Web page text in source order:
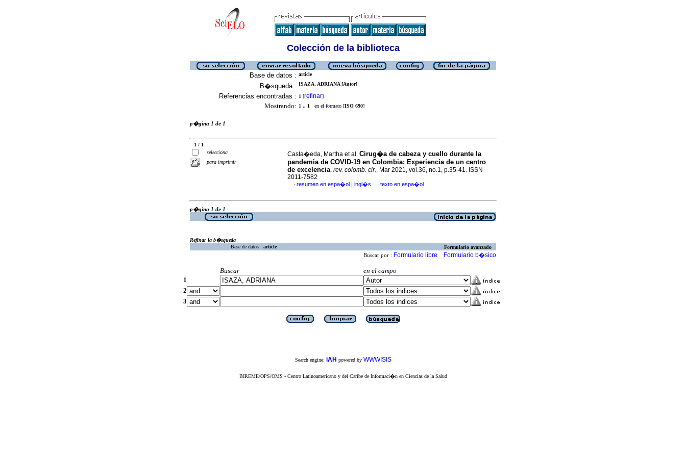
Colección de la biblioteca
Base de datos : article
B�squeda : ISAZA, ADRIANA [Autor]
Referencias encontradas : 1 [refinar]
Mostrando: 1 .. 1 en el formato [ISO 690]
p�gina 1 de 1
1 / 1
selecciona
para imprimir
Casta�eda, Martha et al. Cirug�a de cabeza y cuello durante la
pandemia de COVID-19 en Colombia: Experiencia de un centro
de excelencia. rev. colomb. cir., Mar 2021, vol.36, no.1, p.35-41. ISSN
2011-7582
· resumen en espa�ol ingl�s · texto en espa�ol
p�gina 1 de 1
Refinar la b�squeda
Base de datos : article Formulario avanzado
Buscar por : Formulario libre Formulario b�sico
Buscar
en el campo
1
2
3
Search engine: iAH powered by WWWISIS
BIREME/OPS/OMS - Centro Latinoamericano y del Caribe de Informaci�n en Ciencias de la Salud